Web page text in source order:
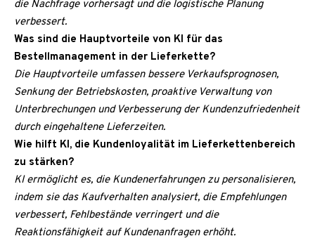
die Nachfrage vorhersagt und die logistische Planung
verbessert.
Was sind die Hauptvorteile von KI für das
Bestellmanagement in der Lieferkette?
Die Hauptvorteile umfassen bessere Verkaufsprognosen,
Senkung der Betriebskosten, proaktive Verwaltung von
Unterbrechungen und Verbesserung der Kundenzufriedenheit
durch eingehaltene Lieferzeiten.
Wie hilft KI, die Kundenloyalität im Lieferkettenbereich
zu stärken?
KI ermöglicht es, die Kundenerfahrungen zu personalisieren,
indem sie das Kaufverhalten analysiert, die Empfehlungen
verbessert, Fehlbestände verringert und die
Reaktionsfähigkeit auf Kundenanfragen erhöht.